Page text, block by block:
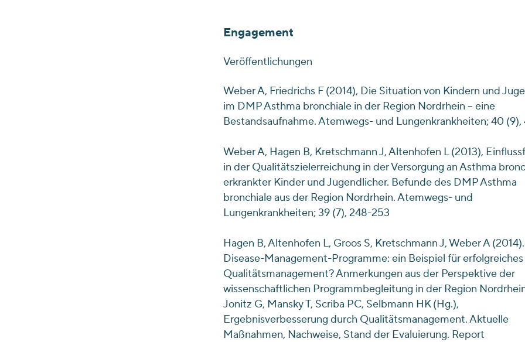
Engagement
Veröffentlichungen
Weber A, Friedrichs F (2014), Die Situation von Kindern und
im DMP Asthma bronchiale in der Region Nordrhein – eine
Bestandsaufnahme. Atemwegs- und Lungenkrankheiten; 40 (9),
Weber A, Hagen B, Kretschmann J, Altenhofen L (2013),
in der Qualitätszielerreichung in der Versorgung an Asthma
erkrankter Kinder und Jugendlicher. Befunde des DMP Asthma
bronchiale aus der Region Nordrhein. Atemwegs- und
Lungenkrankheiten; 39 (7), 248-253
Hagen B, Altenhofen L, Groos S, Kretschmann J, Weber A (2014).
Disease-Management-Programme: ein Beispiel für erfolgreiches
Qualitätsmanagement? Anmerkungen aus der Perspektive der
wissenschaftlichen Programmbegleitung in der Region
Jonitz G, Mansky T, Scriba PC, Selbmann HK (Hg.),
Ergebnisverbesserung durch Qualitätsmanagement. Aktuelle
Maßnahmen, Nachweise, Stand der Evaluierung. Report